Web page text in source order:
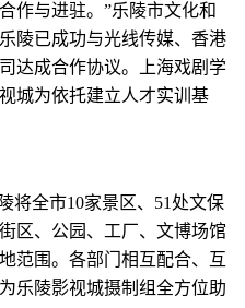
作与进驻。”乐陵市文化和
陵已成功与光线传媒、香港
达成合作协议。上海戏剧学
城为依托建立人才实训基
全市10家景区、51处文保
区、公园、工厂、文博场馆
范围。各部门相互配合、互
乐陵影视城摄制组全方位助